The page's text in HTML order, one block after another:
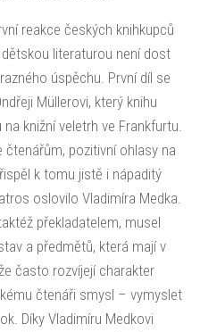
reakce českých knihkupců
literaturou není dost
úspěchu. První díl se
Müllerovi, který knihu
knižní veletrh ve Frankfurtu.
pozitivní ohlasy na
k tomu jistě i nápaditý
oslovilo Vladimíra Medka.
překladatelem, musel
a předmětů, která mají v
často rozvíjejí charakter
čtenáři smysl – vymyslet
Díky Vladimíru Medkovi